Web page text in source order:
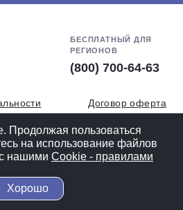
БЕСПЛАТНЫЙ ДЛЯ
РЕГИОНОВ
(800) 700-64-63
Договор оферта
данных
СОУТ
версия
- более 20 лет радуем Вас!
Продолжая пользоваться
на использование файлов
нашими Cookiе - правилами
Хорошо